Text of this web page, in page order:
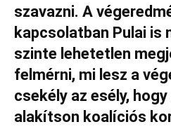
szavazni. A
kapcsolatban Pulai is
szinte lehetetlen
felmérni, mi lesz a
csekély az esély,
alakítson koalíciós